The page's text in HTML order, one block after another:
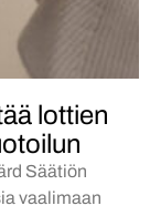
lottien
Säätiön
vaalimaan